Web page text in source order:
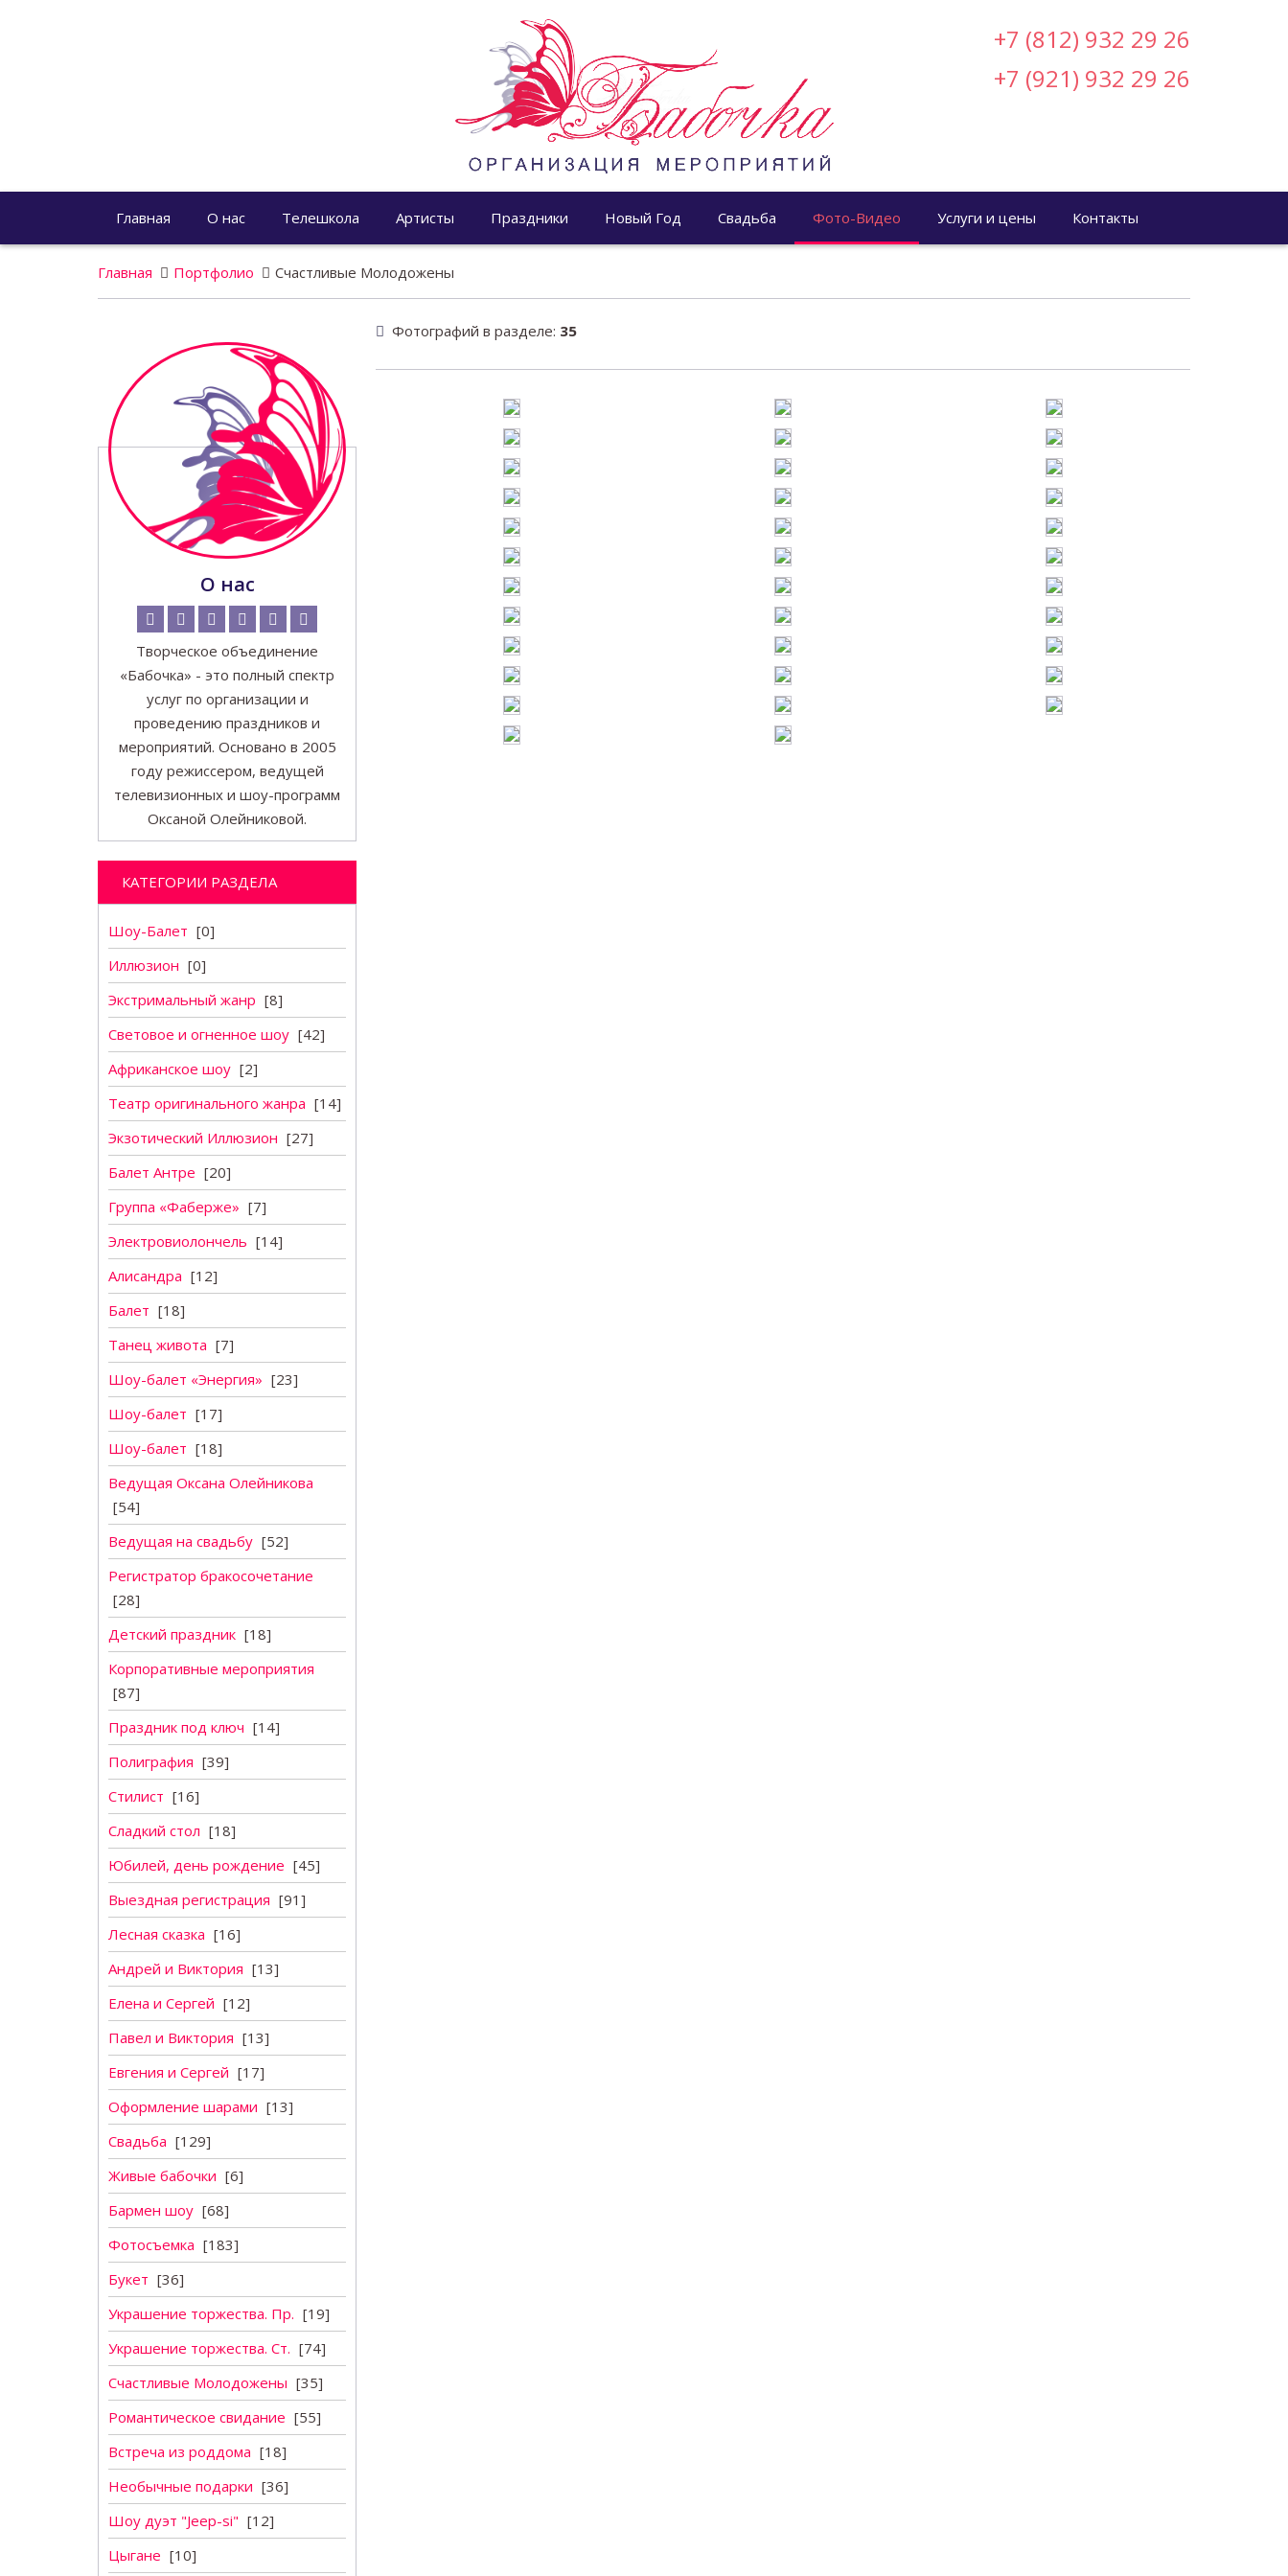
+7 (812) 932 29 26
+7 (921) 932 29 26
Главная О нас Телешкола Артисты Праздники Новый Год Свадьба Фото-Видео Услуги и цены Контакты
Главная Портфолио Счастливые Молодожены
О нас
Творческое объединение
«Бабочка» - это полный спектр
услуг по организации и
проведению праздников и
мероприятий. Основано в 2005
году режиссером, ведущей
телевизионных и шоу-программ
Оксаной Олейниковой.
КАТЕГОРИИ РАЗДЕЛА
Шоу-Балет [0]
Иллюзион [0]
Экстримальный жанр [8]
Световое и огненное шоу [42]
Aфриканское шоу [2]
Театр оригинального жанра [14]
Экзотический Иллюзион [27]
Балет Антре [20]
Группа «Фаберже» [7]
Электровиолончель [14]
Алисандра [12]
Балет [18]
Танец живота [7]
Шоу-балет «Энергия» [23]
Шоу-балет [17]
Шоу-балет [18]
Ведущая Оксана Олейникова
[54]
Ведущая на свадьбу [52]
Регистратор бракосочетание
[28]
Детский праздник [18]
Корпоративные мероприятия
[87]
Праздник под ключ [14]
Полиграфия [39]
Стилист [16]
Сладкий стол [18]
Юбилей, день рождение [45]
Выездная регистрация [91]
Лесная сказка [16]
Андрей и Виктория [13]
Елена и Сергей [12]
Павел и Виктория [13]
Евгения и Сергей [17]
Оформление шарами [13]
Свадьба [129]
Живые бабочки [6]
Бармен шоу [68]
Фотосъемка [183]
Букет [36]
Украшение торжества. Пр. [19]
Украшение торжества. Ст. [74]
Счастливые Молодожены [35]
Романтическое свидание [55]
Встреча из роддома [18]
Необычные подарки [36]
Шоу дуэт "Jeep-si" [12]
Цыгане [10]
Фотографий в разделе: 35